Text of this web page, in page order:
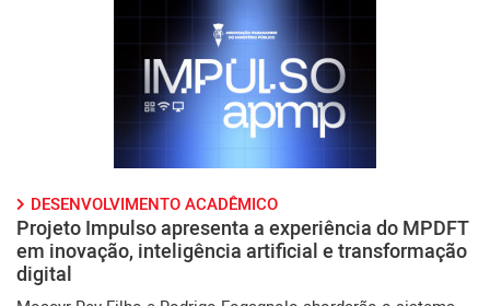
DESENVOLVIMENTO ACADÊMICO
Projeto Impulso apresenta a experiência do MPDFT
em inovação, inteligência artificial e transformação
digital